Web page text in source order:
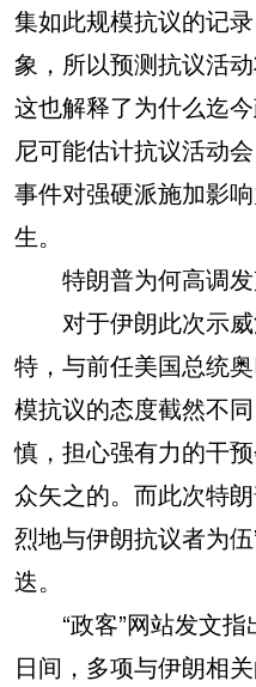
集如此规模抗议的记
象，所以预测抗议活
这也解释了为什么迄
尼可能估计抗议活动
事件对强硬派施加影
生。
特朗普为何高调
对于伊朗此次示威
特，与前任美国总统
模抗议的态度截然不
慎，担心强有力的干
众矢之的。而此次特
烈地与伊朗抗议者为
迭。
“政客”网站发文指
日间，多项与伊朗相